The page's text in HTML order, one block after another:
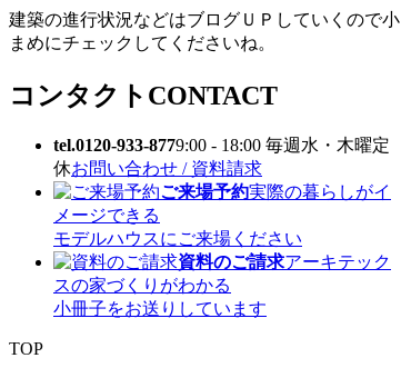
建築の進行状況などはブログＵＰしていくので小
まめにチェックしてくださいね。
コンタクト CONTACT
tel.0120-933-8779:00 - 18:00 毎週水・木曜定
休お問い合わせ / 資料請求
ご来場予約実際の暮らしがイ
メージできる
モデルハウスにご来場ください
資料のご請求アーキテック
スの家づくりがわかる
小冊子をお送りしています
TOP